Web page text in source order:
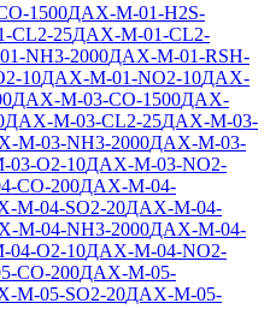
1500ДАХ-М-01-Н2S-
CL2-25ДАХ-М-01-CL2-
NH3-2000ДАХ-М-01-RSH-
10ДАХ-М-01-NO2-10ДАХ-
ДАХ-М-03-СО-1500ДАХ-
ДАХ-М-03-CL2-25ДАХ-М-03-
М-03-NH3-2000ДАХ-М-03-
O2-10ДАХ-М-03-NO2-
СО-200ДАХ-М-04-
М-04-SO2-20ДАХ-М-04-
М-04-NH3-2000ДАХ-М-04-
O2-10ДАХ-М-04-NO2-
СО-200ДАХ-М-05-
М-05-SO2-20ДАХ-М-05-